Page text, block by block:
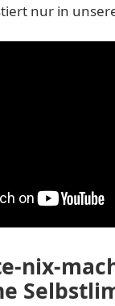
nur in
nix-